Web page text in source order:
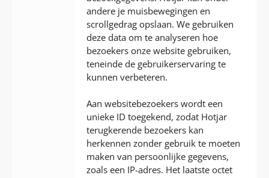
andere je muisbewegingen en
scrollgedrag opslaan. We gebruiken
deze data om te analyseren hoe
bezoekers onze website gebruiken,
teneinde de gebruikerservaring te
kunnen verbeteren.
Aan websitebezoekers wordt een
unieke ID toegekend, zodat Hotjar
terugkerende bezoekers kan
herkennen zonder gebruik te moeten
maken van persoonlijke gegevens,
zoals een IP-adres. Het laatste octet